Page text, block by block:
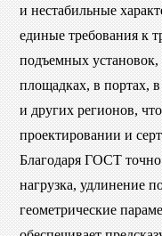
и нестабильные
единые требования к
подъемных
площадках, в портах,
и других регионов,
проектировании и
Благодаря ГОСТ
нагрузка, удлинение
геометрические